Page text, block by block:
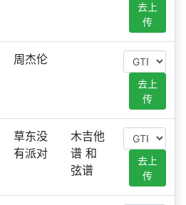
去上
传
周杰伦
去上
传
草东没
有派对
木吉他
谱 和
弦谱
去上
传